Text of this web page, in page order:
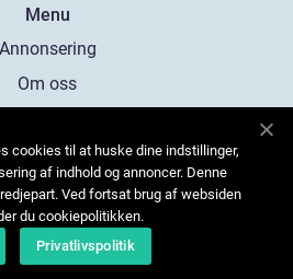
Menu
Annonsering
Om oss
oss
Sitemap
cookies til at huske dine indstillinger,
af indhold og annoncer. Denne
Ved fortsat brug af websiden
du cookiepolitikken.
Privatlivspolitik